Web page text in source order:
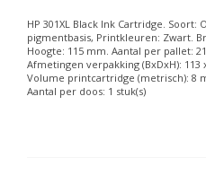
HP 301XL Black Ink Cartridge.
pigmentbasis, Printkleuren: Zwart.
Hoogte: 115 mm. Aantal per pallet:
Afmetingen verpakking (BxDxH): 113
Volume printcartridge (metrisch): 8
Aantal per doos: 1 stuk(s)